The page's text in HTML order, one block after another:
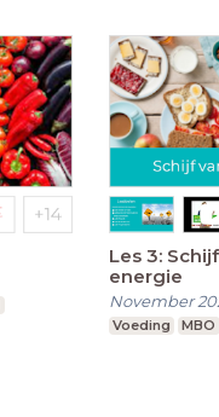
Les 3:
energie
November
Voeding MBO